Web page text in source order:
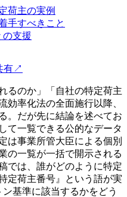
荷主の実例
手すべきこと
の支援
有↗
るのか」「自社の特定荷主
率化法の全面施行以降、
。だが先に結論を述べてお
て一覧できる公的なデータ
は事業所管大臣による個別
の一覧が一括で開示される
では、誰がどのように特定
定荷主番号』という語が実
基準に該当するかをどう